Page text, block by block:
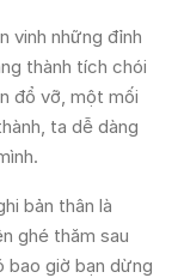
vinh những đỉnh
thành tích chói
đổ vỡ, một mối
ta dễ dàng
bản thân là
ghé thăm sau
bao giờ bạn dừng